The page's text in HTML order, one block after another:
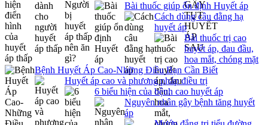
Bài thuốc giúp ổn định Huyết áp
Cách dùng câu đằng hạ
huyết áp
Bài thuốc trị cao
huyết áp, đau đầu,
hoa mắt, chóng mặt
Bệnh Huyết Áp Cao-Những Điều Bạn Cần Biết
Huyết áp cao và phương pháp điều trị
6 biểu hiện của bệnh cao huyết áp
Nguyên nhân gây bệnh tăng huyết
áp